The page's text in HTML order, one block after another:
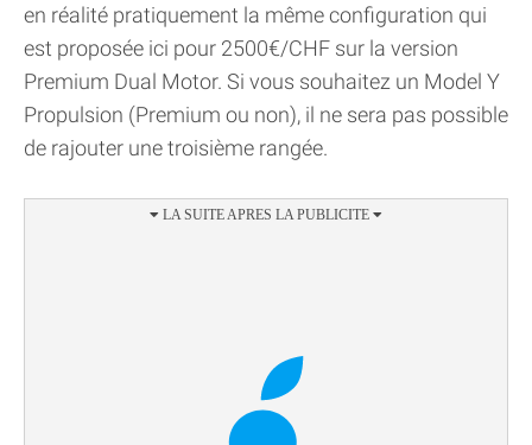
en réalité pratiquement la même configuration qui
est proposée ici pour 2500€/CHF sur la version
Premium Dual Motor. Si vous souhaitez un Model Y
Propulsion (Premium ou non), il ne sera pas possible
de rajouter une troisième rangée.